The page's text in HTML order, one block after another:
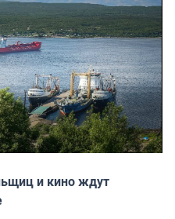
и кино ждут